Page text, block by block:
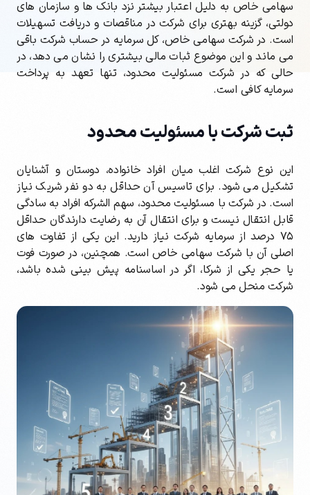
سهامی خاص به دلیل اعتبار بیشتر نزد بانک ها و سازمان های
دولتی، گزینه بهتری برای شرکت در مناقصات و دریافت تسهیلات
است. در شرکت سهامی خاص، کل سرمایه در حساب شرکت باقی
می ماند و این موضوع ثبات مالی بیشتری را نشان می دهد، در
حالی که در شرکت مسئولیت محدود، تنها تعهد به پرداخت
سرمایه کافی است.
ثبت شرکت با مسئولیت محدود
این نوع شرکت اغلب میان افراد خانواده، دوستان و آشنایان
تشکیل می شود. برای تاسیس آن حداقل به دو نفر شریک نیاز
است. در شرکت با مسئولیت محدود، سهم الشرکه افراد به سادگی
قابل انتقال نیست و برای انتقال آن به رضایت دارندگان حداقل
۷۵ درصد از سرمایه شرکت نیاز دارید. این یکی از تفاوت های
اصلی آن با شرکت سهامی خاص است. همچنین، در صورت فوت
یا حجر یکی از شرکا، اگر در اساسنامه پیش بینی شده باشد،
شرکت منحل می شود.